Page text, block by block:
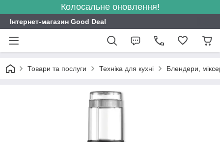
Колосальне оновлення!
Інтернет-магазин Good Deal
Товари та послуги Техніка для кухні Блендери,